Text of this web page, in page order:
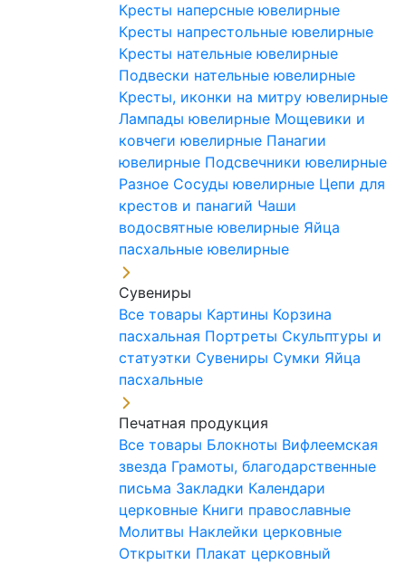
Кресты наперсные ювелирные
Кресты напрестольные ювелирные
Кресты нательные ювелирные
Подвески нательные ювелирные
Кресты, иконки на митру ювелирные
Лампады ювелирные Мощевики и
ковчеги ювелирные Панагии
ювелирные Подсвечники ювелирные
Разное Сосуды ювелирные Цепи для
крестов и панагий Чаши
водосвятные ювелирные Яйца
пасхальные ювелирные
Сувениры
Все товары Картины Корзина
пасхальная Портреты Скульптуры и
статуэтки Сувениры Сумки Яйца
пасхальные
Печатная продукция
Все товары Блокноты Вифлеемская
звезда Грамоты, благодарственные
письма Закладки Календари
церковные Книги православные
Молитвы Наклейки церковные
Открытки Плакат церковный